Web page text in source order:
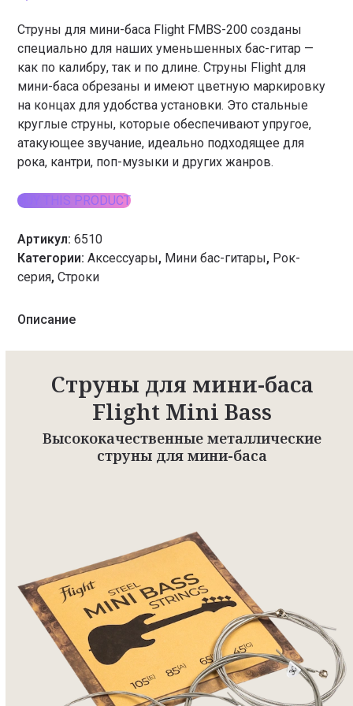
Струны для мини-баса Flight FMBS-200 созданы
специально для наших уменьшенных бас-гитар —
как по калибру, так и по длине. Струны Flight для
мини-баса обрезаны и имеют цветную маркировку
на концах для удобства установки. Это стальные
круглые струны, которые обеспечивают упругое,
атакующее звучание, идеально подходящее для
рока, кантри, поп-музыки и других жанров.
BUY THIS PRODUCT
Артикул:6510
Категории:Аксессуары, Мини бас-гитары, Рок-
серия,Строки
Описание
Струны для мини-баса
Flight Mini Bass
Высококачественные металлические
струны для мини-баса